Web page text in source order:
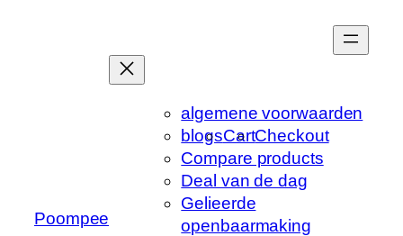
Poompee
algemene voorwaarden
blogsCartCheckout
Compare products
Deal van de dag
Gelieerde
openbaarmaking